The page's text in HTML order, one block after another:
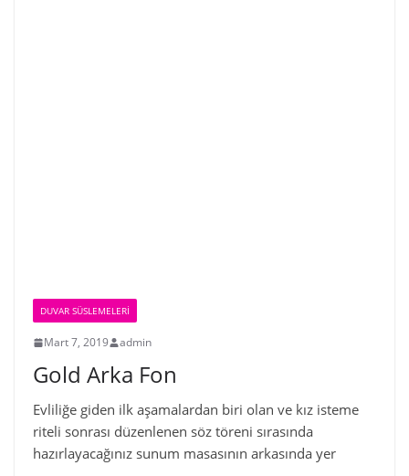
DUVAR SÜSLEMELERI
Mart 7, 2019 admin
Gold Arka Fon
Evliliğe giden ilk aşamalardan biri olan ve kız isteme
riteli sonrası düzenlenen söz töreni sırasında
hazırlayacağınız sunum masasının arkasında yer